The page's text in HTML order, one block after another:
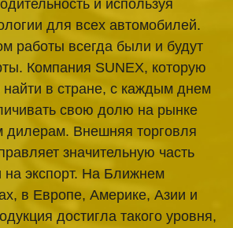
и используя
для всех автомобилей.
работы всегда были и будут
Компания SUNEX, которую
в стране, с каждым днем
свою долю на рынке
дилерам. Внешняя торговля
значительную часть
на экспорт. На Ближнем
в Европе, Америке, Азии и
достигла такого уровня,